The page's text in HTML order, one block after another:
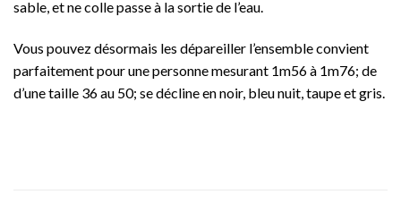
sable, et ne colle passe à la sortie de l’eau.
Vous pouvez désormais les dépareiller l’ensemble convient
parfaitement pour une personne mesurant 1m56 à 1m76; de
d’une taille 36 au 50; se décline en noir, bleu nuit, taupe et gris.